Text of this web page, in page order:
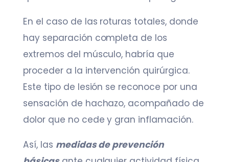
En el caso de las roturas totales, donde
hay separación completa de los
extremos del músculo, habría que
proceder a la intervención quirúrgica.
Este tipo de lesión se reconoce por una
sensación de hachazo, acompañado de
dolor que no cede y gran inflamación.
Así, las medidas de prevención